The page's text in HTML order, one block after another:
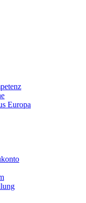
Europa